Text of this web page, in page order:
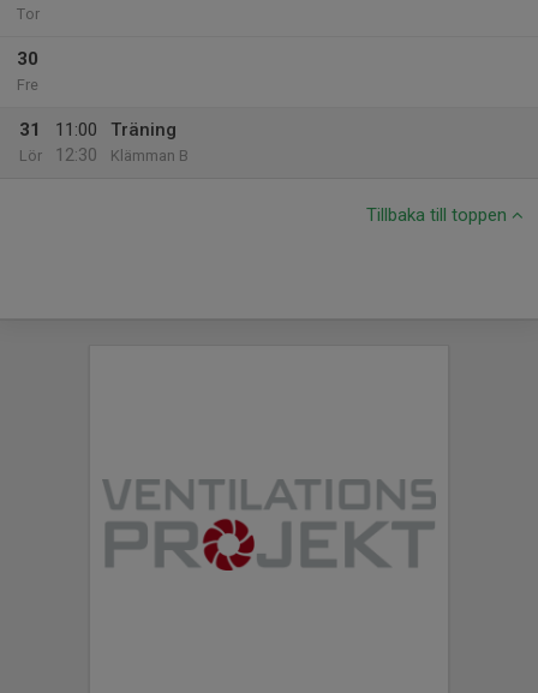
Tor
30
Fre
31
Lör
11:00
12:30
Träning
Klämman B
Tillbaka till toppen